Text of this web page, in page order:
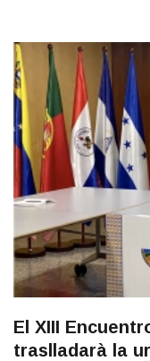
El XIII
traslladarà la